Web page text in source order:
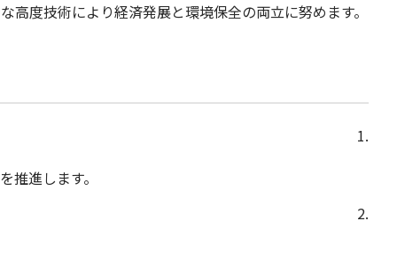
度技術により経済発展と環境保全の両立に努めます。
1.
進します。
2.